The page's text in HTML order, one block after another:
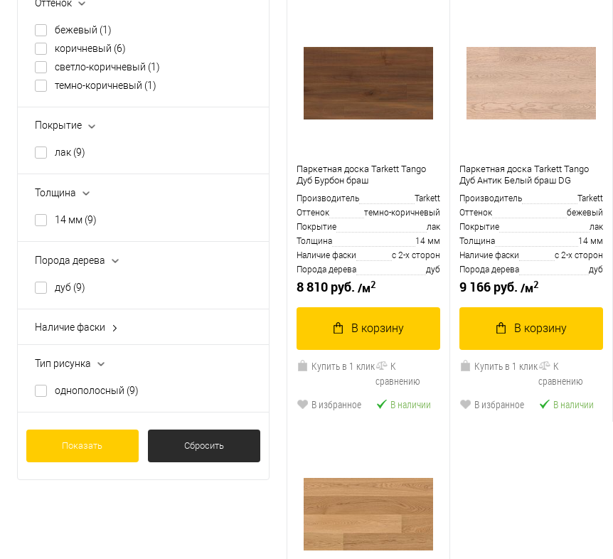
Оттенок
бежевый (1)
коричневый (6)
светло-коричневый (1)
темно-коричневый (1)
Покрытие
лак (9)
Толщина
14 мм (9)
Порода дерева
дуб (9)
Наличие фаски
с 2-х сторон(9)
Тип рисунка
однополосный (9)
Показать Сбросить
Паркетная доска Tarkett Tango
Дуб Бурбон браш
Производитель
Tarkett
Оттенок
темно-коричневый
Покрытие
лак
Толщина
14 мм
Наличие фаски
с 2-х сторон
Порода дерева
дуб
8 810 руб. /м2
В корзину
Купить в 1 клик
К
сравнению
В избранное
В наличии
Паркетная доска Tarkett Tango
Дуб Антик Белый браш DG
Производитель
Tarkett
Оттенок
бежевый
Покрытие
лак
Толщина
14 мм
Наличие фаски
с 2-х сторон
Порода дерева
дуб
9 166 руб. /м2
В корзину
Купить в 1 клик
К
сравнению
В избранное
В наличии